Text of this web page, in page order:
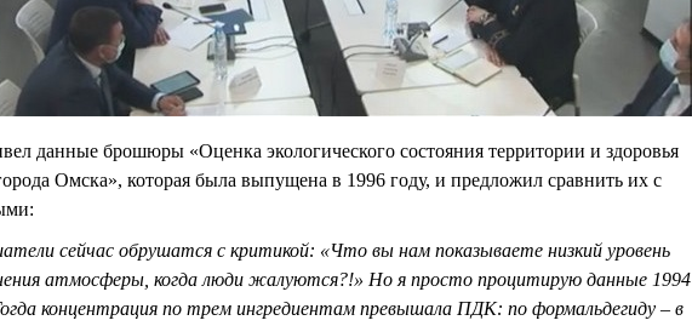
данные брошюры «Оценка экологического состояния территории и здоровья
Омска», которая была выпущена в 1996 году, и предложил сравнить их с
сейчас обрушатся с критикой: «Что вы нам показываете низкий уровень
атмосферы, когда люди жалуются?!» Но я просто процитирую данные 1994
концентрация по трем ингредиентам превышала ПДК: по формальдегиду – в